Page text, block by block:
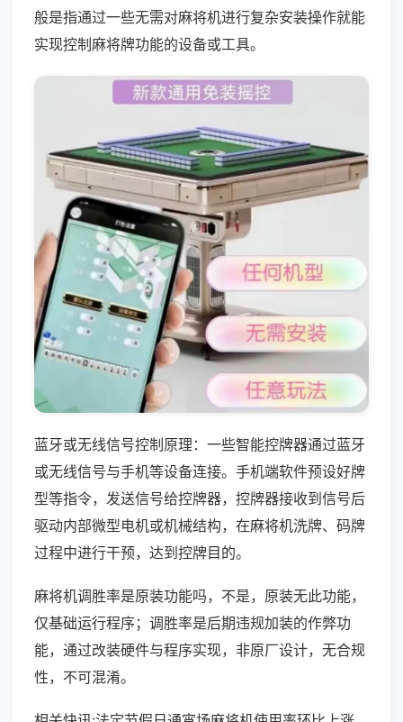
般是指通过一些无需对麻将机进行复杂安装操作就能
实现控制麻将牌功能的设备或工具。
蓝牙或无线信号控制原理：一些智能控牌器通过蓝牙
或无线信号与手机等设备连接。手机端软件预设好牌
型等指令，发送信号给控牌器，控牌器接收到信号后
驱动内部微型电机或机械结构，在麻将机洗牌、码牌
过程中进行干预，达到控牌目的。
麻将机调胜率是原装功能吗，不是，原装无此功能，
仅基础运行程序；调胜率是后期违规加装的作弊功
能，通过改装硬件与程序实现，非原厂设计，无合规
性，不可混淆。